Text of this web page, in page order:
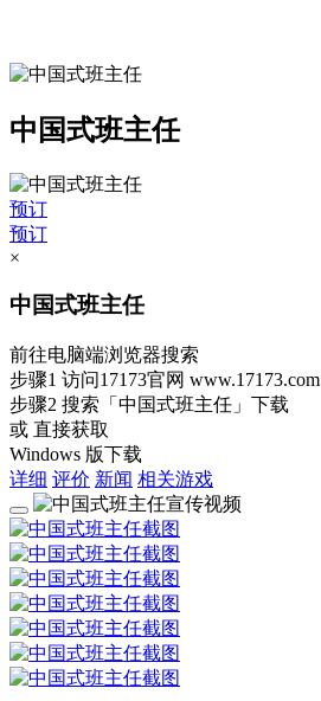
中国式班主任
预订
预订
×
中国式班主任
前往电脑端浏览器搜索
步骤1 访问17173官网 www.17173.com
步骤2 搜索 「中国式班主任」 下载
或 直接获取
Windows 版下载
详细 评价 新闻 相关游戏